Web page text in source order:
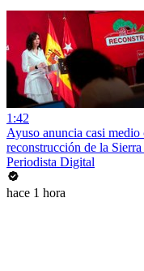
1:42
Ayuso anuncia casi medio
reconstrucción de la Sierra
Periodista Digital
hace 1 hora